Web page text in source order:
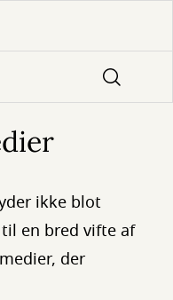
ikke blot
en bred vifte af
der